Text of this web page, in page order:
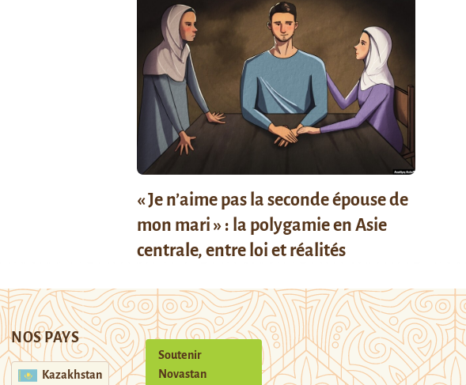
« Je n’aime pas la seconde épouse de
mon mari » : la polygamie en Asie
centrale, entre loi et réalités
NOS PAYS
Kazakhstan
Soutenir
Novastan